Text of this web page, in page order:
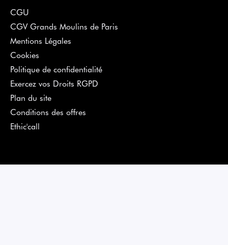
CGU
CGV Grands Moulins de Paris
Mentions Légales
Cookies
Politique de confidentialité
Exercez vos Droits RGPD
Plan du site
Conditions des offres
Ethic'call